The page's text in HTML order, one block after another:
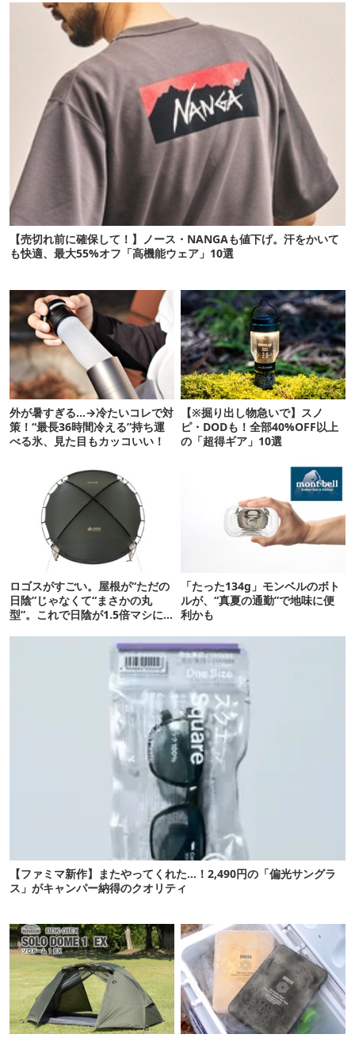
【売切れ前に確保して！】ノース・NANGAも値下げ。汗をかいて
も快適、最大55%オフ「高機能ウェア」10選
外が暑すぎる…→冷たいコレで対
策！“最長36時間冷える”持ち運
べる氷、見た目もカッコいい！
【※掘り出し物急いで】スノ
ピ・DODも！全部40%OFF以上
の「超得ギア」10選
ロゴスがすごい。屋根が“ただの
日陰”じゃなくて“まさかの丸
型”。これで日陰が1.5倍マシに
「たった134g」モンベルのボト
ルが、“真夏の通勤”で地味に便
利かも
【ファミマ新作】またやってくれた…！2,490円の「偏光サングラ
ス」がキャンパー納得のクオリティ